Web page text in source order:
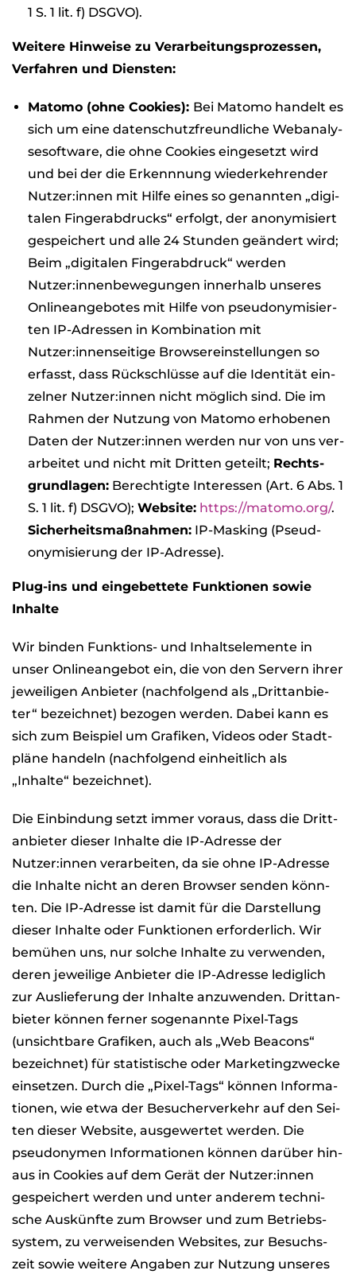
1 S. 1 lit. f) DSGVO).
Wei­tere Hin­weise zu Ver­ar­bei­tungs­pro­zes­sen,
Ver­fah­ren und Diens­ten:
Matomo (ohne Coo­kies): Bei Matomo han­delt es
sich um eine daten­schutz­freund­li­che Web­ana­ly­
se­soft­ware, die ohne Coo­kies ein­ge­setzt wird
und bei der die Erkenn­nung wie­der­keh­ren­der
Nutzer:innen mit Hilfe eines so genann­ten „digi­
ta­len Fin­ger­ab­drucks“ erfolgt, der anony­mi­siert
gespei­chert und alle 24 Stun­den geän­dert wird;
Beim „digi­ta­len Fin­ger­ab­druck“ wer­den
Nutzer:innenbewegungen inner­halb unse­res
Online­an­ge­bo­tes mit Hilfe von pseud­ony­mi­sier­
ten IP-Adres­sen in Kom­bi­na­tion mit
Nutzer:innenseitige Brow­ser­ein­stel­lun­gen so
erfasst, dass Rück­schlüsse auf die Iden­ti­tät ein­
zel­ner Nutzer:innen nicht mög­lich sind. Die im
Rah­men der Nut­zung von Matomo erho­be­nen
Daten der Nutzer:innen wer­den nur von uns ver­
ar­bei­tet und nicht mit Drit­ten geteilt; Rechts­
grund­la­gen: Berech­tigte Inter­es­sen (Art. 6 Abs. 1
S. 1 lit. f) DSGVO); Web­site: https://matomo.org/.
Sicher­heits­maß­nah­men: IP-Mas­king (Pseud­
ony­mi­sie­rung der IP-Adresse).
Plug-ins und ein­ge­bet­tete Funk­tio­nen sowie
Inhalte
Wir bin­den Funk­ti­ons- und Inhalts­ele­mente in
unser Online­an­ge­bot ein, die von den Ser­vern ihrer
jewei­li­gen Anbie­ter (nach­fol­gend als „Dritt­an­bie­
ter“ bezeich­net) bezo­gen wer­den. Dabei kann es
sich zum Bei­spiel um Gra­fi­ken, Videos oder Stadt­
pläne han­deln (nach­fol­gend ein­heit­lich als
„Inhalte“ bezeich­net).
Die Ein­bin­dung setzt immer vor­aus, dass die Dritt­
an­bie­ter die­ser Inhalte die IP-Adresse der
Nutzer:innen ver­ar­bei­ten, da sie ohne IP-Adresse
die Inhalte nicht an deren Brow­ser sen­den könn­
ten. Die IP-Adresse ist damit für die Dar­stel­lung
die­ser Inhalte oder Funk­tio­nen erfor­der­lich. Wir
bemü­hen uns, nur sol­che Inhalte zu ver­wen­den,
deren jewei­lige Anbie­ter die IP-Adresse ledig­lich
zur Aus­lie­fe­rung der Inhalte anzu­wen­den. Dritt­an­
bie­ter kön­nen fer­ner soge­nannte Pixel-Tags
(unsicht­bare Gra­fi­ken, auch als „Web Bea­cons“
bezeich­net) für sta­tis­ti­sche oder Mar­ke­ting­zwe­cke
ein­set­zen. Durch die „Pixel-Tags“ kön­nen Infor­ma­
tio­nen, wie etwa der Besu­cher­ver­kehr auf den Sei­
ten die­ser Web­site, aus­ge­wer­tet wer­den. Die
pseud­ony­men Infor­ma­tio­nen kön­nen dar­über hin­
aus in Coo­kies auf dem Gerät der Nutzer:innen
gespei­chert wer­den und unter ande­rem tech­ni­
sche Aus­künfte zum Brow­ser und zum Betriebs­
sys­tem, zu ver­wei­sen­den Web­sites, zur Besuchs­
zeit sowie wei­tere Anga­ben zur Nut­zung unse­res